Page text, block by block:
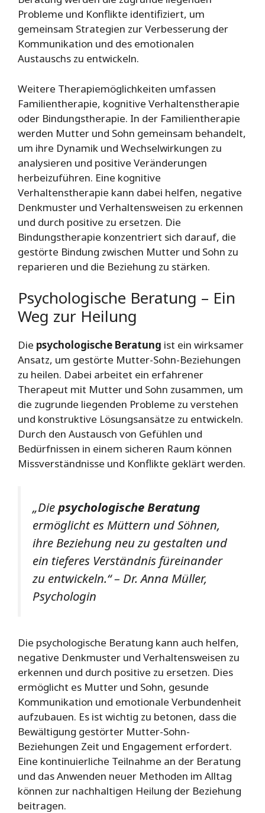
Probleme und Konflikte identifiziert, um
gemeinsam Strategien zur Verbesserung der
Kommunikation und des emotionalen
Austauschs zu entwickeln.
Weitere Therapiemöglichkeiten umfassen
Familientherapie, kognitive Verhaltenstherapie
oder Bindungstherapie. In der Familientherapie
werden Mutter und Sohn gemeinsam behandelt,
um ihre Dynamik und Wechselwirkungen zu
analysieren und positive Veränderungen
herbeizuführen. Eine kognitive
Verhaltenstherapie kann dabei helfen, negative
Denkmuster und Verhaltensweisen zu erkennen
und durch positive zu ersetzen. Die
Bindungstherapie konzentriert sich darauf, die
gestörte Bindung zwischen Mutter und Sohn zu
reparieren und die Beziehung zu stärken.
Psychologische Beratung – Ein
Weg zur Heilung
Die psychologische Beratung ist ein wirksamer
Ansatz, um gestörte Mutter-Sohn-Beziehungen
zu heilen. Dabei arbeitet ein erfahrener
Therapeut mit Mutter und Sohn zusammen, um
die zugrunde liegenden Probleme zu verstehen
und konstruktive Lösungsansätze zu entwickeln.
Durch den Austausch von Gefühlen und
Bedürfnissen in einem sicheren Raum können
Missverständnisse und Konflikte geklärt werden.
„Diepsychologische Beratung
ermöglicht es Müttern und Söhnen,
ihre Beziehung neu zu gestalten und
ein tieferes Verständnis füreinander
zu entwickeln.“ – Dr. Anna Müller,
Psychologin
Die psychologische Beratung kann auch helfen,
negative Denkmuster und Verhaltensweisen zu
erkennen und durch positive zu ersetzen. Dies
ermöglicht es Mutter und Sohn, gesunde
Kommunikation und emotionale Verbundenheit
aufzubauen. Es ist wichtig zu betonen, dass die
Bewältigung gestörter Mutter-Sohn-
Beziehungen Zeit und Engagement erfordert.
Eine kontinuierliche Teilnahme an der Beratung
und das Anwenden neuer Methoden im Alltag
können zur nachhaltigen Heilung der Beziehung
beitragen.